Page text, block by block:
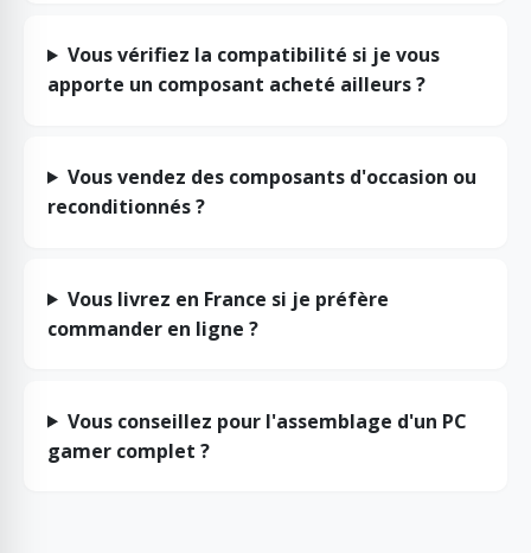
Vous vérifiez la compatibilité si je vous
apporte un composant acheté ailleurs ?
Vous vendez des composants d'occasion ou
reconditionnés ?
Vous livrez en France si je préfère
commander en ligne ?
Vous conseillez pour l'assemblage d'un PC
gamer complet ?